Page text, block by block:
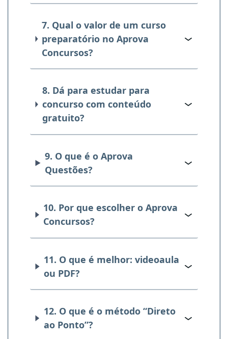
7. Qual o valor de um curso
preparatório no Aprova
Concursos?
8. Dá para estudar para
concurso com conteúdo
gratuito?
9. O que é o Aprova
Questões?
10. Por que escolher o Aprova
Concursos?
11. O que é melhor: videoaula
ou PDF?
12. O que é o método “Direto
ao Ponto”?